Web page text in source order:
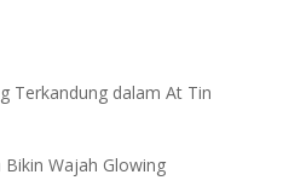
Terkandung dalam At Tin
Bikin Wajah Glowing